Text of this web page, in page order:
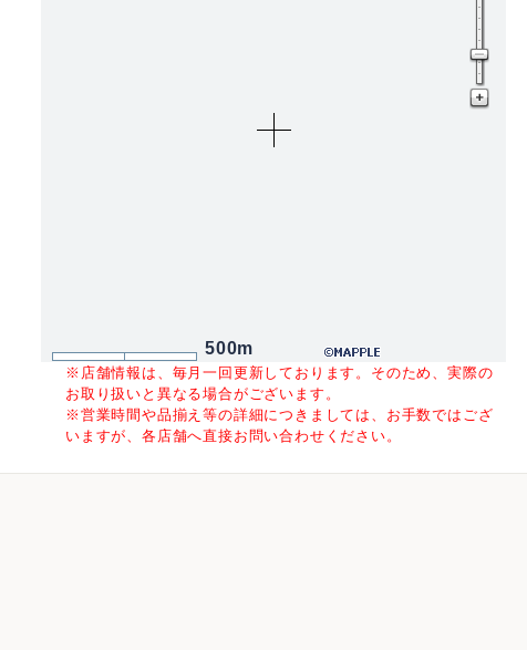
500m
※店舗情報は、毎月一回更新しております。そのため、実際の
お取り扱いと異なる場合がございます。
※営業時間や品揃え等の詳細につきましては、お手数ではござ
いますが、各店舗へ直接お問い合わせください。